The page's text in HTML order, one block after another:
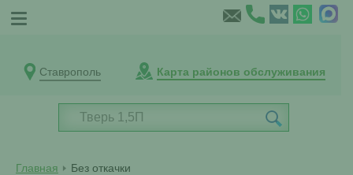
Ставрополь Карта районов обслуживания
Главная Без откачки